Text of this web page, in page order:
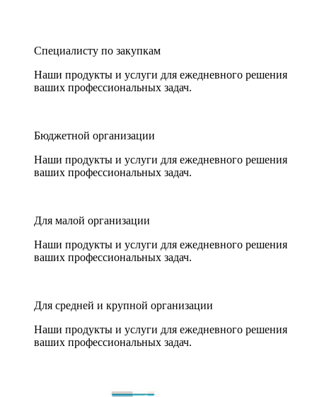
Специалисту по закупкам
Наши продукты и услуги для ежедневного решения
ваших профессиональных задач.
Бюджетной организации
Наши продукты и услуги для ежедневного решения
ваших профессиональных задач.
Для малой организации
Наши продукты и услуги для ежедневного решения
ваших профессиональных задач.
Для средней и крупной организации
Наши продукты и услуги для ежедневного решения
ваших профессиональных задач.